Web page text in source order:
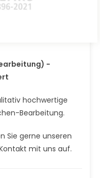
-
hochwertige
Bearbeitung.
Sie gerne unseren
mit uns auf.